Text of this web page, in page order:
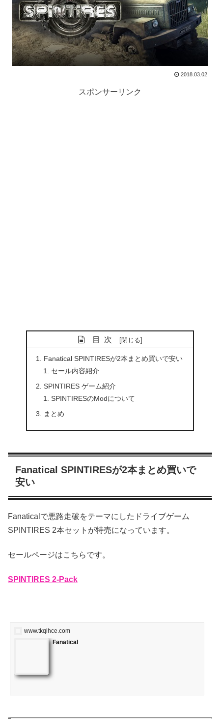
2018.03.02
スポンサーリンク
目次
Fanatical SPINTIRESが2本まとめ買いで安い
セール内容紹介
SPINTIRES ゲーム紹介
SPINTIRESのModについて
まとめ
Fanatical SPINTIRESが2本まとめ買いで
安い
Fanaticalで悪路走破をテーマにしたドライブゲーム
SPINTIRES 2本セットが特売になっています。
セールページはこちらです。
SPINTIRES 2-Pack
www.tkqlhce.com
Fanatical